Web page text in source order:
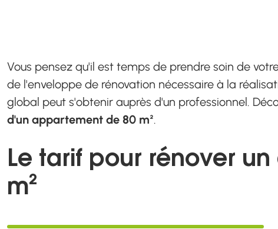
Vous pensez qu'il est temps de prendre soin de
de l'enveloppe de rénovation nécessaire à la
global peut s'obtenir auprès d'un professionnel.
d'un appartement de 80 m².
Le tarif pour rénover
m²